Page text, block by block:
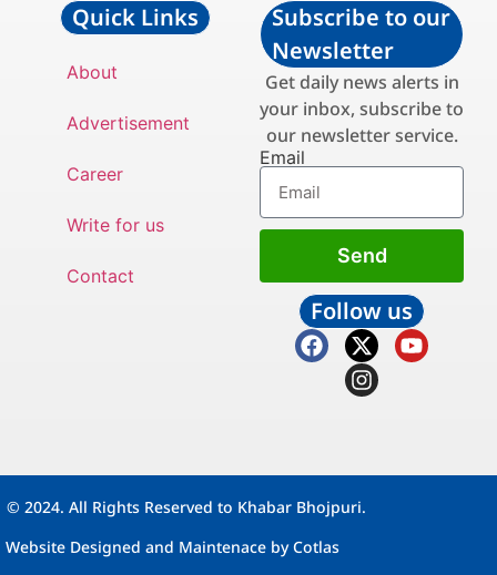
Quick Links
About
Advertisement
Career
Write for us
Contact
Subscribe to our
Newsletter
Get daily news alerts in
your inbox, subscribe to
our newsletter service.
Email
Send
Follow us
© 2024. All Rights Reserved to Khabar Bhojpuri.
Website Designed and Maintenace byCotlas